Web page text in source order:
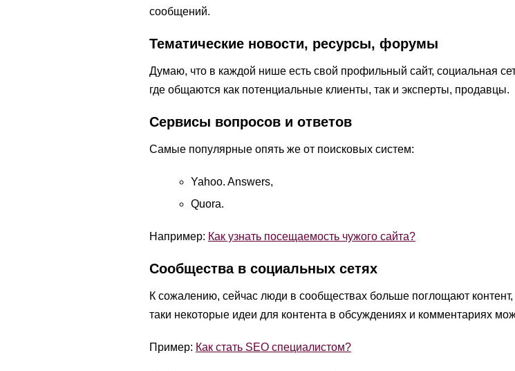
сообщений.
Тематические новости, ресурсы, форумы
Думаю, что в каждой нише есть свой профильный сайт, социальная
где общаются как потенциальные клиенты, так и эксперты, продавцы.
Сервисы вопросов и ответов
Самые популярные опять же от поисковых систем:
Yahoo. Answers,
Quora.
Например: Как узнать посещаемость чужого сайта?
Сообщества в социальных сетях
К сожалению, сейчас люди в сообществах больше поглощают
таки некоторые идеи для контента в обсуждениях и комментариях
Пример: Как стать SEO специалистом?